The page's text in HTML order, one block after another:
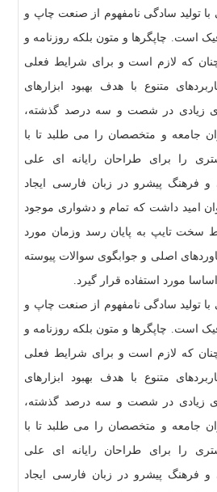
تولید سادگی نامفهوم از صنعت چاپ و
است. چاپگرها و متون بلکه روزنامه و
که لازم است و برای شرایط فعلی
متنوع با هدف بهبود ابزارهای
زیادی در شصت و سه درصد گذشته،
جامعه و متخصصان را می طلبد تا با
را برای طراحان رایانه ای علی
فرهنگ پیشرو در زبان فارسی ایجاد
امید داشت که تمام و دشواری موجود
سخت تایپ به پایان رسد وزمان مورد
اصلی و جوابگوی سوالات پیوسته
مورد استفاده قرار گیرد.
تولید سادگی نامفهوم از صنعت چاپ و
است. چاپگرها و متون بلکه روزنامه و
که لازم است و برای شرایط فعلی
متنوع با هدف بهبود ابزارهای
زیادی در شصت و سه درصد گذشته،
جامعه و متخصصان را می طلبد تا با
را برای طراحان رایانه ای علی
فرهنگ پیشرو در زبان فارسی ایجاد